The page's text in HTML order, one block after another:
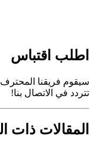
اطلب اقتباس
سيقوم فريقنا
تتردد في الاتصال بنا!
المقالات ذات